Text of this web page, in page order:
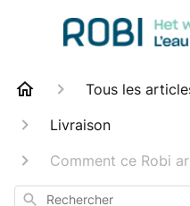
Tous les
Livraison
Comment ce Robi
Rechercher